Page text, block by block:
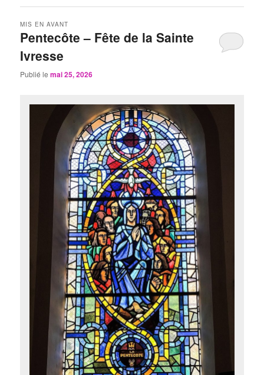
Pentecôte – Fête de la Sainte
Ivresse
MIS EN AVANT
Publié lemai 25, 2026